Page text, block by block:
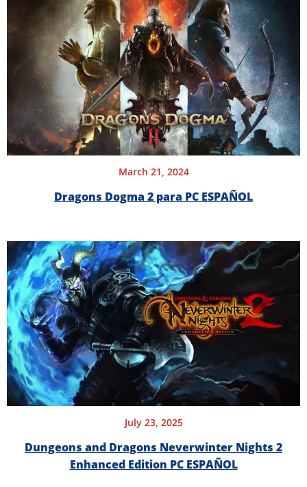
March 21, 2024
Dragons Dogma 2 para PC ESPAÑOL
July 23, 2025
Dungeons and Dragons Neverwinter Nights 2
Enhanced Edition PC ESPAÑOL